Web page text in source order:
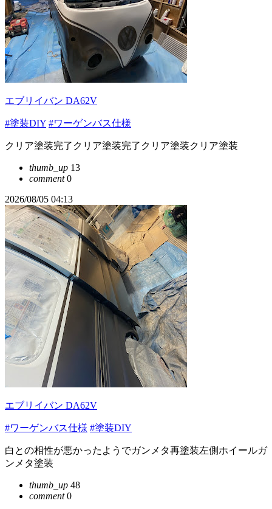
エブリイバン DA62V
#塗装DIY #ワーゲンバス仕様
クリア塗装完了クリア塗装完了クリア塗装クリア塗装
thumb_up 13
comment0
2026/08/05 04:13
エブリイバン DA62V
#ワーゲンバス仕様 #塗装DIY
白との相性が悪かったようでガンメタ再塗装左側ホイールガ
ンメタ塗装
thumb_up 48
comment0